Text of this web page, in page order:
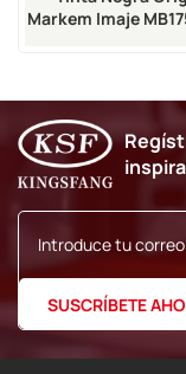
Markem Imaje